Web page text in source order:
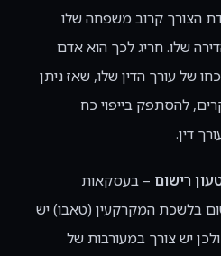
הצורך קרוב משפחה שלו
שלו. חריג לכך הוא אדם
של עורך הדין שלו, שאז ניתן
להסתפק בייפוי כח
דין.
רישום – בעסקאות
בלשכת המקרקעין (טאבו) יש
יש צורך במעורבות של